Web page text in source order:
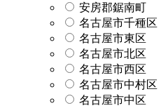
安房郡鋸南町
名古屋市千種区
名古屋市東区
名古屋市北区
名古屋市西区
名古屋市中村区
名古屋市中区